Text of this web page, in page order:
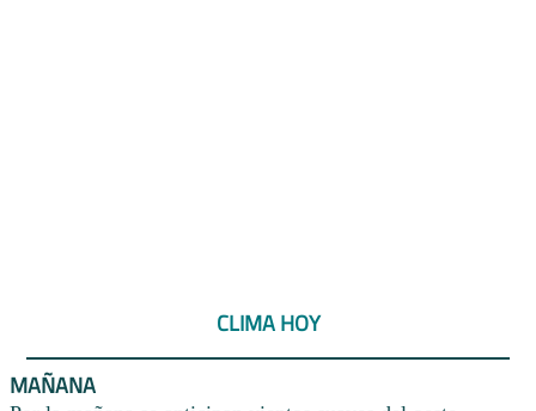
CLIMA HOY
MAÑANA